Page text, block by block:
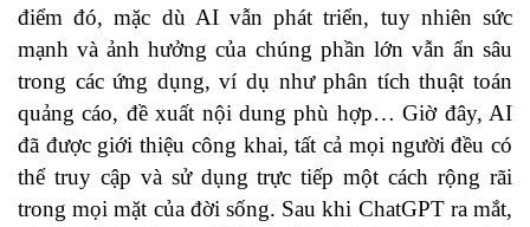
điểm đó, mặc dù AI vẫn phát triển, tuy nhiên sức
mạnh và ảnh hưởng của chúng phần lớn vẫn ẩn sâu
trong các ứng dụng, ví dụ như phân tích thuật toán
quảng cáo, đề xuất nội dung phù hợp… Giờ đây, AI
đã được giới thiệu công khai, tất cả mọi người đều có
thể truy cập và sử dụng trực tiếp một cách rộng rãi
trong mọi mặt của đời sống. Sau khi ChatGPT ra mắt,